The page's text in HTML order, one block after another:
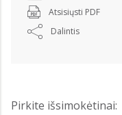
Atsisiųsti PDF
Dalintis
Pirkite išsimokėtinai: